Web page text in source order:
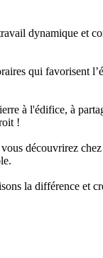
dynamique et
qui favorisent
à l'édifice, à
!
découvrirez
la différence et